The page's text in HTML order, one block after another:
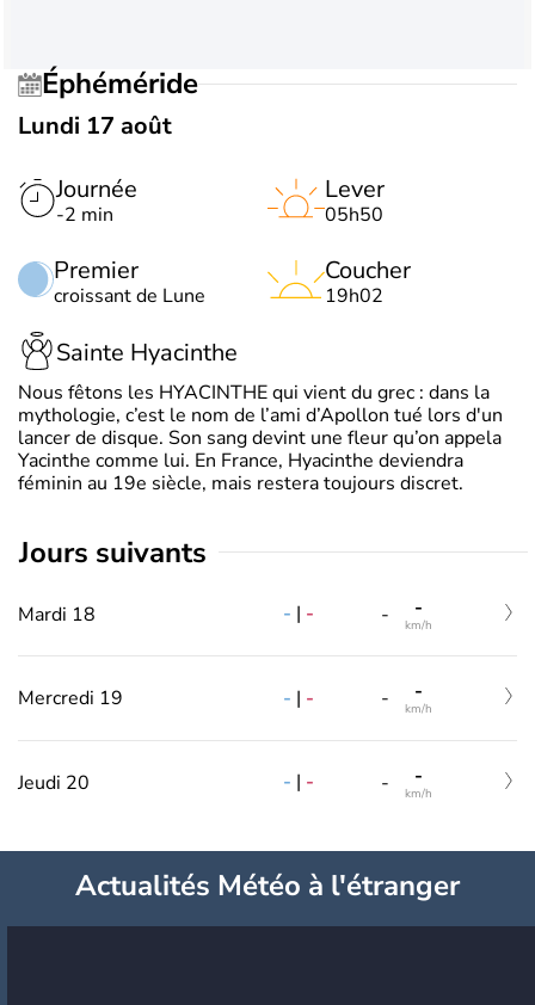
Éphéméride
Lundi 17 août
Journée
-2 min
Premier
croissant de Lune
Lever
05h50
Coucher
19h02
Sainte Hyacinthe
Nous fêtons les HYACINTHE qui vient du grec : dans la
mythologie, c’est le nom de l’ami d’Apollon tué lors d'un
lancer de disque. Son sang devint une fleur qu’on appela
Yacinthe comme lui. En France, Hyacinthe deviendra
féminin au 19e siècle, mais restera toujours discret.
jours suivants
Mardi 18 - | - - -
km/h
Mercredi 19 - | - - -
km/h
Jeudi 20 - | - - -
km/h
Actualités Météo à l'étranger